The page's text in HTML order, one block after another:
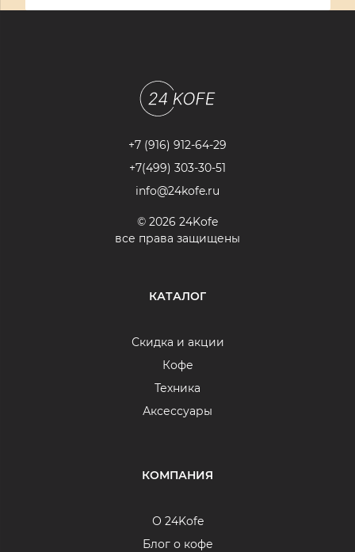
+7 (916) 912-64-29
+7(499) 303-30-51
info@24kofe.ru
© 2026 24Kofe
все права защищены
КАТАЛОГ
Скидка и акции
Кофе
Техника
Аксессуары
КОМПАНИЯ
О 24Kofe
Блог о кофе